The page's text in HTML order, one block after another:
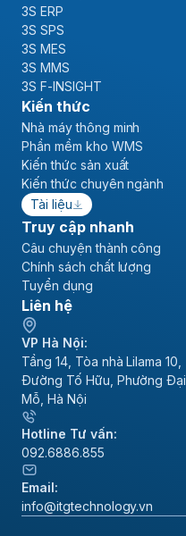
3S ERP
3S SPS
3S MES
3S MMS
3S F-INSIGHT
Kiến thức
Nhà máy thông minh
Phần mềm kho WMS
Kiến thức sản xuất
Kiến thức chuyên ngành
Tài liệu
Truy cập nhanh
Câu chuyện thành công
Chính sách chất lượng
Tuyển dụng
Liên hệ
VP Hà Nội:
Tầng 14, Tòa nhà Lilama 10,
Đường Tố Hữu, Phường Đại
Mỗ, Hà Nội
Hotline Tư vấn:
092.6886.855
Email:
info@itgtechnology.vn